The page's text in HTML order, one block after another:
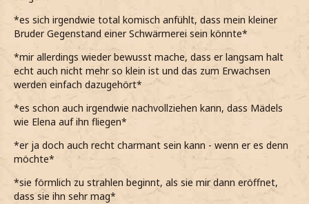
*es sich irgendwie total komisch anfühlt, dass mein kleiner
Bruder Gegenstand einer Schwärmerei sein könnte*
*mir allerdings wieder bewusst mache, dass er langsam halt
echt auch nicht mehr so klein ist und das zum Erwachsen
werden einfach dazugehört*
*es schon auch irgendwie nachvollziehen kann, dass Mädels
wie Elena auf ihn fliegen*
*er ja doch auch recht charmant sein kann - wenn er es denn
möchte*
*sie förmlich zu strahlen beginnt, als sie mir dann eröffnet,
dass sie ihn sehr mag*